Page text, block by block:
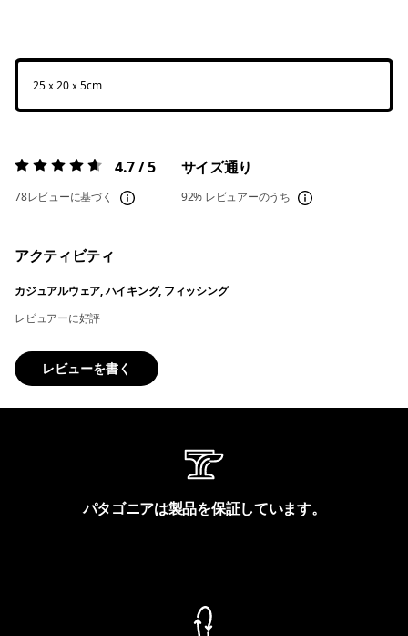
25ｘ20ｘ5cm
評価:4.7 / 5 4.7 / 5
78レビューに基づく
サイズ通り
92% レビュアーのうち
アクティビティ
カジュアルウェア, ハイキング, フィッシング
レビュアーに好評
レビューを書く
パタゴニアは製品を保証しています。